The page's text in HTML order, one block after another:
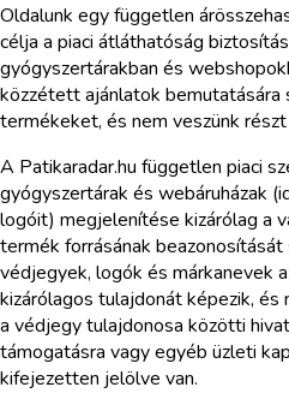
Oldalunk egy független
célja a piaci átláthatóság
gyógyszertárakban és
közzétett ajánlatok bemutatására
termékeket, és nem veszünk
A Patikaradar.hu független piaci
gyógyszertárak és webáruházak
logóit) megjelenítése kizárólag a
termék forrásának
védjegyek, logók és márkanevek
kizárólagos tulajdonát képezik, és
a védjegy tulajdonosa közötti
támogatásra vagy egyéb üzleti
kifejezetten jelölve van.